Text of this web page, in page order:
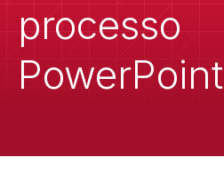
processo
PowerPoint